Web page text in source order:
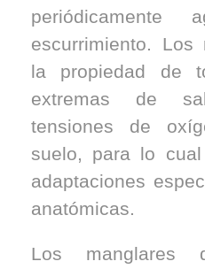
escurrimiento. Los
la propiedad de
extremas de
tensiones de
suelo, para lo
adaptaciones
anatómicas.
Los manglares